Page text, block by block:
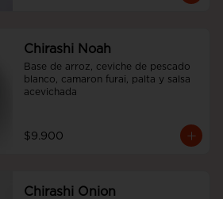
Chirashi Noah
Base de arroz, ceviche de pescado
blanco, camaron furai, palta y salsa
acevichada
$9.900
Chirashi Onion